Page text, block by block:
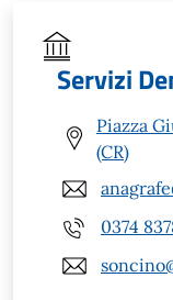
Servizi
Piazza
(CR)
0374